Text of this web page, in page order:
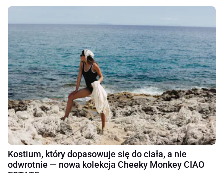
Kostium, który dopasowuje się do ciała, a nie
odwrotnie — nowa kolekcja Cheeky Monkey CIAO